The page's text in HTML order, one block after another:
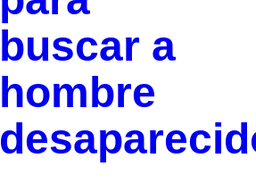
buscar a
hombre